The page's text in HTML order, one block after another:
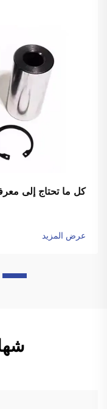
كل ما تحتاج إلى
عرض المزيد